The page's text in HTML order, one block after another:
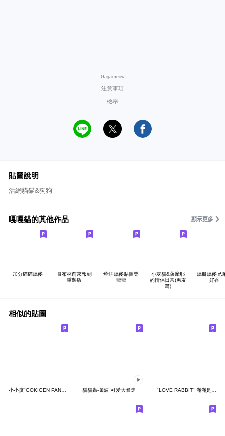
Gagameow
注意事項
檢舉
貼圖說明
活網貓貓&狗狗
嘎嘎貓的其他作品 顯示更多
加分貓貓燒麥
哥布林前來報到
重製版
燒餅燒麥貼圖樂
龍龍
小灰貓&薩摩耶
的情侶日常(男友
篇)
燒餅燒麥兄
好香
相似的貼圖
小小孩"GOKIGEN PANDA" 台灣版 貓貓蟲-咖波 可愛大暴走 "LOVE RABBIT" 滿滿是愛 台灣版